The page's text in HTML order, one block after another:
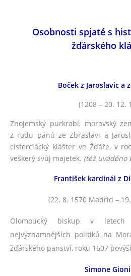
Osobnosti spjaté s
žďárského
Boček z Jaroslavic a
(1208 – 20. 12.
Znojemský purkrabí, moravský
z rodu pánů ze Zbraslavi a
cisterciácký klášter ve Žďáře, v
veškerý svůj majetek. (též uváděno
František kardinál z
(22. 8. 1570 Madrid –
Olomoucký biskup v letech
nejvýznamnějších politiků na
žďárského panství, roku 1607
Simone